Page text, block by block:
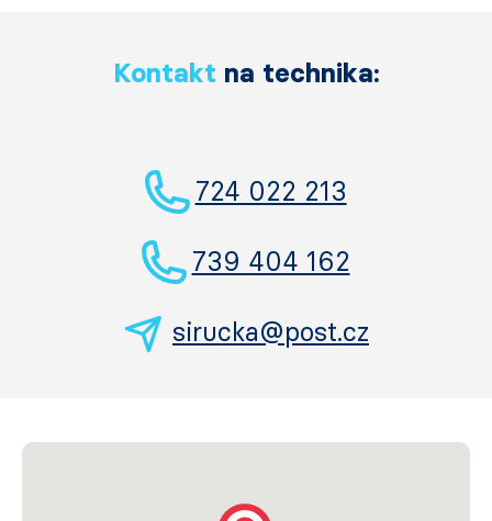
Kontakt na technika:
724 022 213
739 404 162
sirucka@post.cz